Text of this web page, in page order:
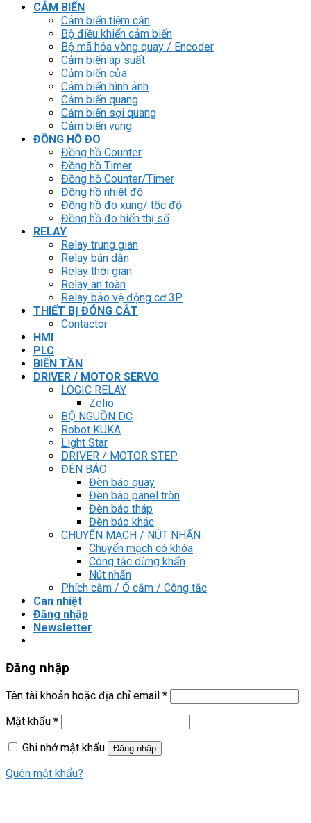
CẢM BIẾN
Cảm biến tiệm cận
Bộ điều khiển cảm biến
Bộ mã hóa vòng quay / Encoder
Cảm biến áp suất
Cảm biến cửa
Cảm biến hình ảnh
Cảm biến quang
Cảm biến sợi quang
Cảm biến vùng
ĐỒNG HỒ ĐO
Đồng hồ Counter
Đồng hồ Timer
Đồng hồ Counter/Timer
Đồng hồ nhiệt độ
Đồng hồ đo xung/ tốc độ
Đồng hồ đo hiển thị số
RELAY
Relay trung gian
Relay bán dẫn
Relay thời gian
Relay an toàn
Relay bảo vệ động cơ 3P
THIẾT BỊ ĐÓNG CẮT
Contactor
HMI
PLC
BIẾN TẦN
DRIVER / MOTOR SERVO
LOGIC RELAY
Zelio
BỘ NGUỒN DC
Robot KUKA
Light Star
DRIVER / MOTOR STEP
ĐÈN BÁO
Đèn báo quay
Đèn báo panel tròn
Đèn báo tháp
Đèn báo khác
CHUYỂN MẠCH / NÚT NHẤN
Chuyển mạch có khóa
Công tắc dừng khẩn
Nút nhấn
Phích cắm / Ổ cắm / Công tắc
Can nhiệt
Đăng nhập
Newsletter
Đăng nhập
Tên tài khoản hoặc địa chỉ email *
Mật khẩu *
Ghi nhớ mật khẩu
Đăng nhập
Quên mật khẩu?